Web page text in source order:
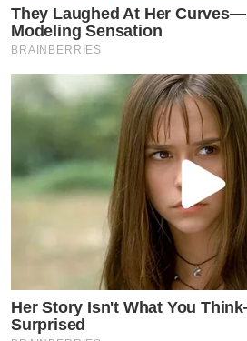
They Laughed At Her
Modeling Sensation
BRAINBERRIES
Her Story Isn't What You
Surprised